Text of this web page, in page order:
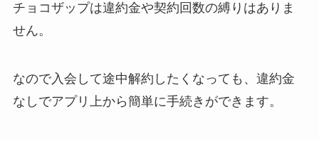
チョコザップは違約金や契約回数の縛りはありま
せん。
なので入会して途中解約したくなっても、違約金
なしでアプリ上から簡単に手続きができます。